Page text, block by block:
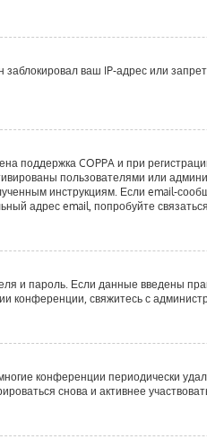
ваш IP-адрес или
поддержка COPPA и при
пользователями или
инструкциям. Если email-
адрес email, попробуйте
и пароль. Если данные введены
конференции, свяжитесь с
конференции периодически
снова и активнее